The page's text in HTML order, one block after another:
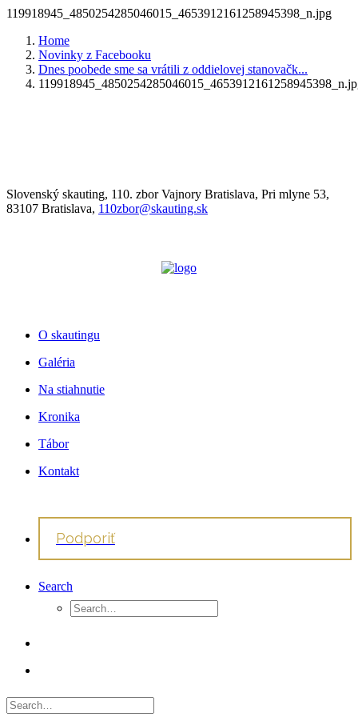
119918945_4850254285046015_4653912161258945398_n.jpg
Home
Novinky z Facebooku
Dnes poobede sme sa vrátili z oddielovej stanovačk...
Slovenský skauting, 110. zbor Vajnory Bratislava, Pri mlyne 53,
83107 Bratislava, 110zbor@skauting.sk
O skautingu
Galéria
Na stiahnutie
Kronika
Tábor
Kontakt
Podporiť
Search